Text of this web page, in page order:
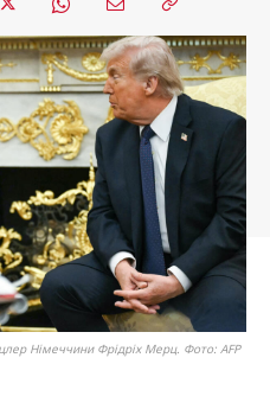
Німеччини Фрідріх Мерц. Фото: AFP